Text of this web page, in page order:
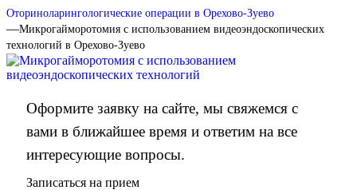
Оториноларингологические операции в Орехово-Зуево
—Микрогайморотомия с использованием видеоэндоскопических
технологий в Орехово-Зуево
Оформите заявку на сайте, мы свяжемся с
вами в ближайшее время и ответим на все
интересующие вопросы.
Записаться на прием